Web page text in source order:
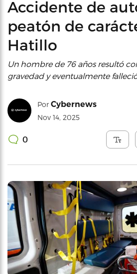
Accidente de
peatón de
Hatillo
Un hombre de 76 años resultó
gravedad y eventualmente
Por Cybernews
Nov 14, 2025
0